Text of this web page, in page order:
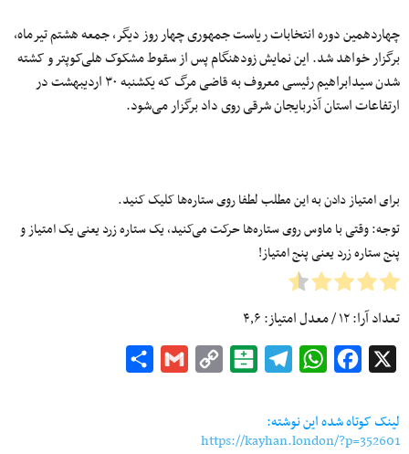
چهاردهمین دوره انتخابات ریاست جمهوری چهار روز دیگر، جمعه هشتم تیرماه،
برگزار خواهد شد. این نمایش زودهنگام پس از سقوط مشکوک هلی‌کوپتر و کشته
شدن سیدابراهیم رئیسی معروف به قاضی مرگ که یکشنبه ۳۰ اردیبهشت در
ارتفاعات استان آذربایجان شرقی روی داد برگزار می‌شود.
برای امتیاز دادن به این مطلب لطفا روی ستاره‌ها کلیک کنید.
توجه: وقتی با ماوس روی ستاره‌ها حرکت می‌کنید، یک ستاره زرد یعنی یک امتیاز و
پنج ستاره زرد یعنی پنج امتیاز!
تعداد آرا:۱۲/ معدل امتیاز:۴٫۶
Facebook
WhatsApp
Telegram
Balatarin
Copy
Gmail
لینک کوتاه شده این نوشته:
https://kayhan.london/?p=352601